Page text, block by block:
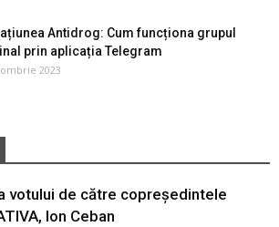
Antidrog: Cum funcționa grupul
prin aplicația Telegram
2023
votului de către copreședintele
Ion Ceban